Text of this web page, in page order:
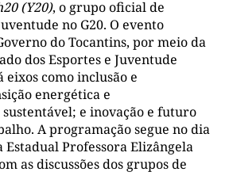
(Y20), o grupo oficial de
no G20. O evento
do Tocantins, por meio da
dos Esportes e Juventude
como inclusão e
energética e
e inovação e futuro
A programação segue no dia
Estadual Professora Elizângela
as discussões dos grupos de